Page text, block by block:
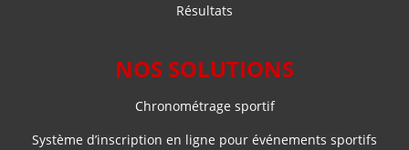
Résultats
NOS SOLUTIONS
Chronométrage sportif
Système d’inscription en ligne pour événements sportifs